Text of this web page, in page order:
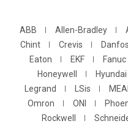
ABB Allen-Bradley
Chint
Crevis
Eaton
EKF Fanuc
Honeywell
Hyundai
Legrand
LSis
Omron
ONI
Rockwell